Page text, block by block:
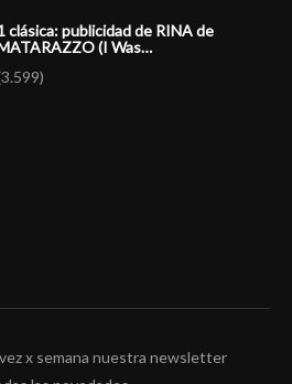
clásica: publicidad de RINA de
(I Was…
x semana nuestra newsletter